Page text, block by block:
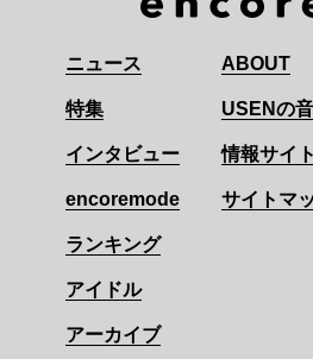
ニュース
特集
インタビュー
encoremode
ランキング
アイドル
アーカイブ
ABOUT
USENの
情報サイト
サイトマ